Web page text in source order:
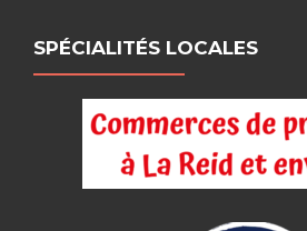
SPÉCIALITÉS LOCALES